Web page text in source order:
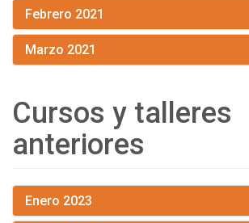
Febrero 2021
Marzo 2021
Cursos y talleres
anteriores
Enero 2023